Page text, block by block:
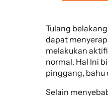
Tulang
dapat
melakukan
normal. Hal Ini
pinggang, bahu
Selain